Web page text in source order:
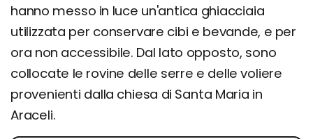
hanno messo in luce un'antica ghiacciaia
utilizzata per conservare cibi e bevande, e per
ora non accessibile. Dal lato opposto, sono
collocate le rovine delle serre e delle voliere
provenienti dalla chiesa di Santa Maria in
Araceli.